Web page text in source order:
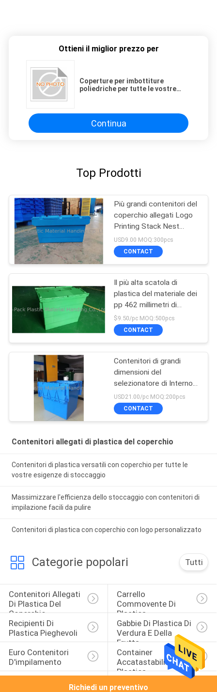
Ottieni il miglior prezzo per
Coperture per imbottiture
poliedriche per tutte le vostre
Continua
Top Prodotti
Più grandi contenitori del
coperchio allegati Logo
Printing Stack Nest
Plastic
USD9.00 MOQ:300pcs
CONTACT
Il più alta scatola di
plastica del materiale dei
pp 462 millimetri di
altezza di più colora su
misura
$9.50/pc MOQ:500pcs
CONTACT
Contenitori di grandi
dimensioni del
selezionatore di Internol
grande volume
USD21.00/pc MOQ:200pcs
CONTACT
Contenitori allegati di plastica del coperchio
Contenitori di plastica versatili con coperchio per tutte le
vostre esigenze di stoccaggio
Massimizzare l'efficienza dello stoccaggio con contenitori di
impilazione facili da pulire
Contenitori di plastica con coperchio con logo personalizzato
Categorie popolari Tutti
Contenitori Allegati
Di Plastica Del
Coperchio
Carrello
Commovente Di
Plastica
Recipienti Di
Plastica Pieghevoli
Gabbie Di Plastica Di
Verdura E Della
Frutta
Euro Contenitori
D'impilamento
Container
Accatastabili Di
Plastica
Richiedi un preventivo